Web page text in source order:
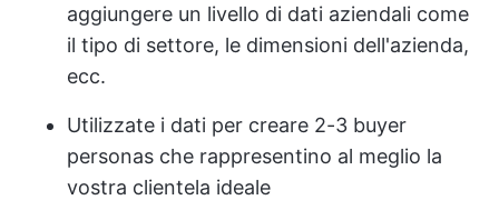
aggiungere un livello di dati aziendali come
il tipo di settore, le dimensioni dell'azienda,
ecc.
Utilizzate i dati per creare 2-3 buyer
personas che rappresentino al meglio la
vostra clientela ideale